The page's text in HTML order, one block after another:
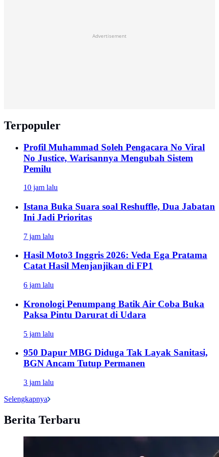
Advertisement
Terpopuler
Profil Muhammad Soleh Pengacara No Viral
No Justice, Warisannya Mengubah Sistem
Pemilu
10 jam lalu
Istana Buka Suara soal Reshuffle, Dua Jabatan
Ini Jadi Prioritas
7 jam lalu
Hasil Moto3 Inggris 2026: Veda Ega Pratama
Catat Hasil Menjanjikan di FP1
6 jam lalu
Kronologi Penumpang Batik Air Coba Buka
Paksa Pintu Darurat di Udara
5 jam lalu
950 Dapur MBG Diduga Tak Layak Sanitasi,
BGN Ancam Tutup Permanen
3 jam lalu
Selengkapnya
Berita Terbaru